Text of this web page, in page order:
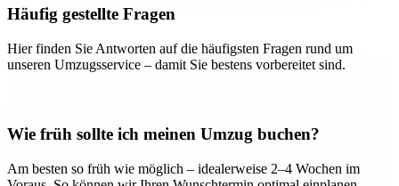
Häufig gestellte Fragen
Hier finden Sie Antworten auf die häufigsten Fragen rund um
unseren Umzugsservice – damit Sie bestens vorbereitet sind.
Wie früh sollte ich meinen Umzug buchen?
Am besten so früh wie möglich – idealerweise 2–4 Wochen im